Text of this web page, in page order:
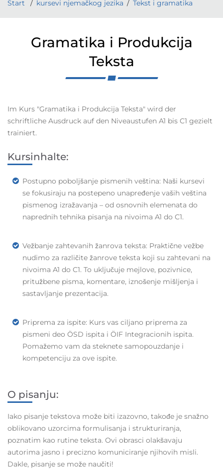
Start kursevi njemačkog jezika Tekst i gramatika
Gramatika i Produkcija
Teksta
Im Kurs "Gramatika i Produkcija Teksta" wird der
schriftliche Ausdruck auf den Niveaustufen A1 bis C1 gezielt
trainiert.
Kursinhalte:
Postupno poboljšanje pismenih veština: Naši kursevi
se fokusiraju na postepeno unapređenje vaših veština
pismenog izražavanja – od osnovnih elemenata do
naprednih tehnika pisanja na nivoima A1 do C1.
Vežbanje zahtevanih žanrova teksta: Praktične vežbe
nudimo za različite žanrove teksta koji su zahtevani na
nivoima A1 do C1. To uključuje mejlove, pozivnice,
pritužbene pisma, komentare, iznošenje mišljenja i
sastavljanje prezentacija.
Priprema za ispite: Kurs vas ciljano priprema za
pismeni deo ÖSD ispita i ÖIF Integracionih ispita.
Pomažemo vam da steknete samopouzdanje i
kompetenciju za ove ispite.
O pisanju:
Iako pisanje tekstova može biti izazovno, takođe je snažno
oblikovano uzorcima formulisanja i strukturiranja,
poznatim kao rutine teksta. Ovi obrasci olakšavaju
autorima jasno i precizno komuniciranje njihovih misli.
Dakle, pisanje se može naučiti!